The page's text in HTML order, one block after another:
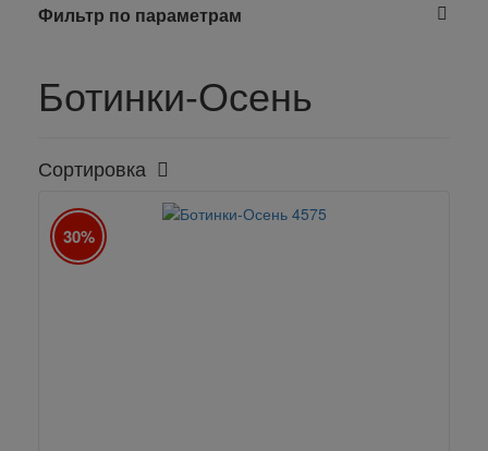
Фильтр по параметрам
Ботинки-Осень
Сортировка
30%